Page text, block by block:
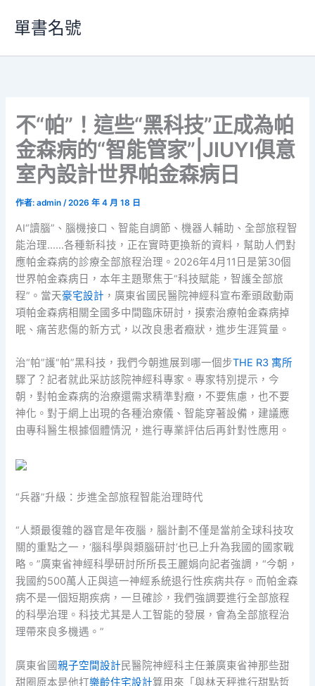
要
單書名號
不“帕”！這些“黑科技”正成為帕
金森病的“智能管家”|JIUYI俱意
室內設計世界帕金森病日
作者:admin/2026 年 4 月 18 日
AI“讀腦”、腦機接口、智能自調節、機器人輔助、全部旅程智
能治理……各種新科技，正在實時更換新的資料，幫助人們對
應帕金森病的診療全部旅程治理。2026年4月11日是第30個
世界帕金森病日，本年主題聚焦于“科技賦能，智護全部旅
程”。當天豪宅設計 ，廣東省國民醫院神經科宣布牽頭啟動兩
項帕金森病相關全國多中間臨床研討，摸索治療帕金森病掉
眠、痛苦悲傷的新方式，以改良患者癥狀，進步生涯質量。
治“帕”護“帕”黑科技，我們今朝進展到哪一個步THE R3 寓所
驟了？記者就此采訪該院神經科專家。專家特別提示，今
朝，對帕金森病的治療還需求精準對癥，不要焦慮，也不要
神化。對于網上出現的各種治療儀、智能穿著設備，建議應
由專科醫生根據個體情況，進行專業評估后再針對性應用。
“兵器”升級：步進全部旅程智能治理時代
“人類最復雜的器官是年夜腦，腦計劃不僅是當前全球科技攻
關的重點之一，‘腦科學與類腦研討’也已上升為我國的國家戰
略。”廣東省神經科學研討所所長王麗娟向記者強調，“今朝，
我國約500萬人正與這一神經系統退行性疾病共存。而帕金森
病不是一個短期疾病，一旦確診，我們強調要進行全部旅程
的科學治理。科技尤其是人工智能的發展，會為全部旅程治
理帶來良多機遇。”
廣東省國親子空間設計民醫院神經科主任兼廣東省神那些甜
甜圈原本是他打樂齡住宅設計算用來「與林天秤進行甜點哲